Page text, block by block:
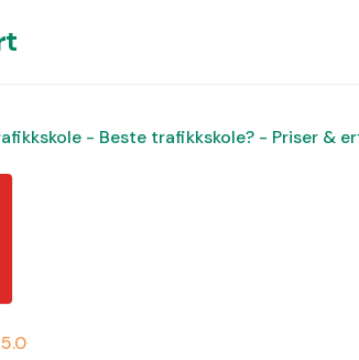
- Beste trafikkskole? - Priser &
5.0